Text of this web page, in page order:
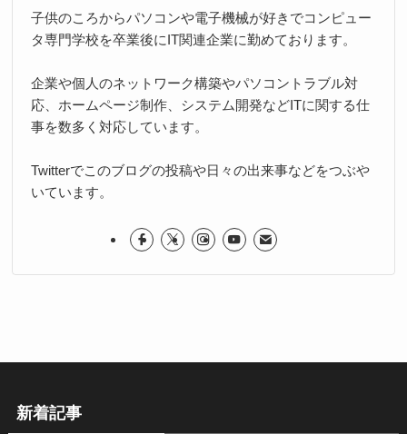
子供のころからパソコンや電子機械が好きでコンピュー
タ専門学校を卒業後にIT関連企業に勤めております。
企業や個人のネットワーク構築やパソコントラブル対
応、ホームページ制作、システム開発などITに関する仕
事を数多く対応しています。
Twitterでこのブログの投稿や日々の出来事などをつぶや
いています。
新着記事